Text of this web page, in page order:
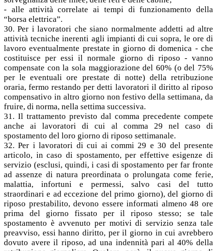
- alle attività correlate ai tempi di funzionamento della
“borsa elettrica”.
30. Per i lavoratori che siano normalmente addetti ad altre
attività tecniche inerenti agli impianti di cui sopra, le ore di
lavoro eventualmente prestate in giorno di domenica - che
costituisce per essi il normale giorno di riposo - vanno
compensate con la sola maggiorazione del 60% (o del 75%
per le eventuali ore prestate di notte) della retribuzione
oraria, fermo restando per detti lavoratori il diritto al riposo
compensativo in altro giorno non festivo della settimana, da
fruire, di norma, nella settima successiva.
31. Il trattamento previsto dal comma precedente compete
anche ai lavoratori di cui al comma 29 nel caso di
spostamento del loro giorno di riposo settimanale.
32. Per i lavoratori di cui ai commi 29 e 30 del presente
articolo, in caso di spostamento, per effettive esigenze di
servizio (esclusi, quindi, i casi di spostamento per far fronte
ad assenze di natura preordinata o prolungata come ferie,
malattia, infortuni e permessi, salvo casi del tutto
straordinari e ad eccezione del primo giorno), del giorno di
riposo prestabilito, devono essere informati almeno 48 ore
prima del giorno fissato per il riposo stesso; se tale
spostamento è avvenuto per motivi di servizio senza tale
preavviso, essi hanno diritto, per il giorno in cui avrebbero
dovuto avere il riposo, ad una indennità pari al 40% della